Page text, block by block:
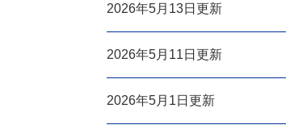
2026年5月13日更新
2026年5月11日更新
2026年5月1日更新